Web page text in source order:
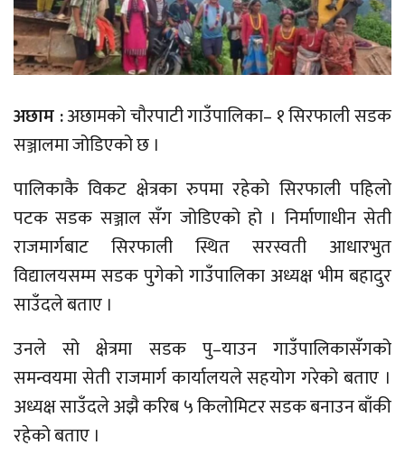
अछाम :अछामको चौरपाटी गाउँपालिका– १ सिरफाली सडक
सञ्जालमा जोडिएको छ ।
पालिकाकै विकट क्षेत्रका रुपमा रहेको सिरफाली पहिलो
पटक सडक सञ्जाल सँग जोडिएको हो । निर्माणाधीन सेती
राजमार्गबाट सिरफाली स्थित सरस्वती आधारभुत
विद्यालयसम्म सडक पुगेको गाउँपालिका अध्यक्ष भीम बहादुर
साउँदले बताए ।
उनले सो क्षेत्रमा सडक पु–याउन गाउँपालिकासँगको
समन्वयमा सेती राजमार्ग कार्यालयले सहयोग गरेको बताए ।
अध्यक्ष साउँदले अझै करिब ५ किलोमिटर सडक बनाउन बाँकी
रहेको बताए ।